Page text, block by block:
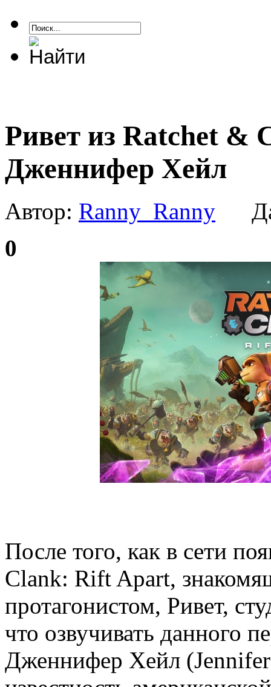
Ривет из Ratchet &
Дженнифер Хейл
Автор: Ranny_Ranny
0
После того, как в сети
Clank: Rift Apart,
протагонистом, Ривет,
что озвучивать данного
Дженнифер Хейл